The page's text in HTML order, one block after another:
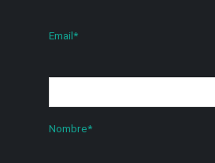
Email*
Nombre*